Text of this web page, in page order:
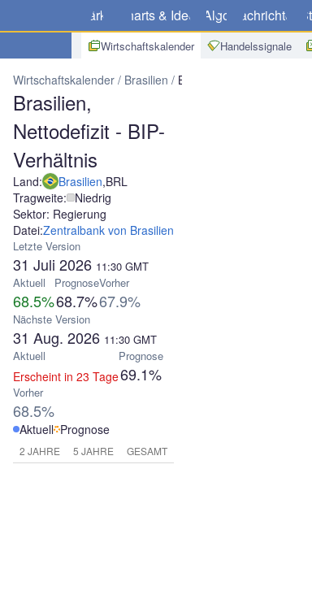
Märkte Charts & Ideen Algo Nachrichten
Wirtschaftskalender Handelssignale
Wirtschaftskalender Brasilien Brasilien, Nettodefizit -
Brasilien,
Nettodefizit - BIP-
Verhältnis
Land: Brasilien,BRL
Tragweite: Niedrig
Sektor: Regierung
Datei:Zentralbank von Brasilien
Letzte Version
31 Juli 2026 11:30 GMT
Aktuell
68.5%
Prognose
68.7%
Vorher
67.9%
Nächste Version
31 Aug. 2026 11:30 GMT
Aktuell
Erscheint in 23 Tage
Prognose
69.1%
Vorher
68.5%
Aktuell Prognose
2 JAHRE 5 JAHRE GESAMT